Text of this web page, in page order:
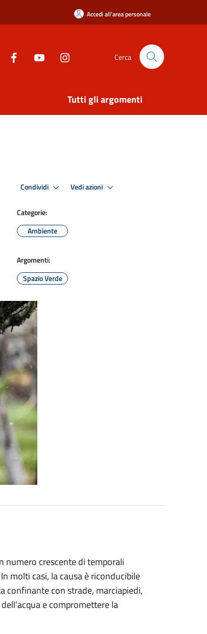
Accedi all'area personale
Cerca
Tutti gli argomenti
Condividi Vedi azioni
Categorie:
Ambiente
Argomenti:
Spazio Verde
numero crescente di temporali
In molti casi, la causa è riconducibile
confinante con strade, marciapiedi,
e compromettere la